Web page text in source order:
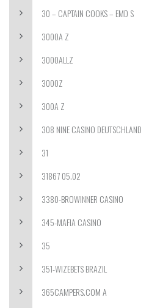
30 – CAPTAIN COOKS – EMD S
3000A Z
3000ALLZ
3000Z
300A Z
308 NINE CASINO DEUTSCHLAND
31
31867 05.02
3380-BROWINNER CASINO
345-MAFIA CASINO
35
351-WIZEBETS BRAZIL
365CAMPERS.COM A